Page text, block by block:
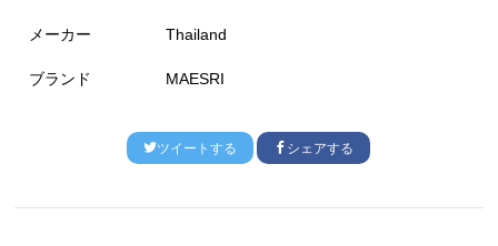
メーカー Thailand
ブランド MAESRI
ツイートする シェアする